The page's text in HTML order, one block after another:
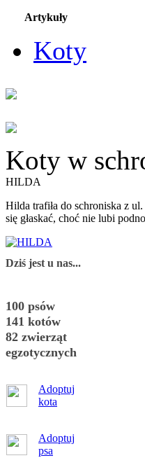
Artykuły
Koty
Koty w
HILDA
Hilda trafiła do schroniska z
się głaskać, choć nie lubi
Dziś jest u nas...
100 psów
141 kotów
82 zwierząt
egzotycznych
Adoptuj
kota
Adoptuj
psa